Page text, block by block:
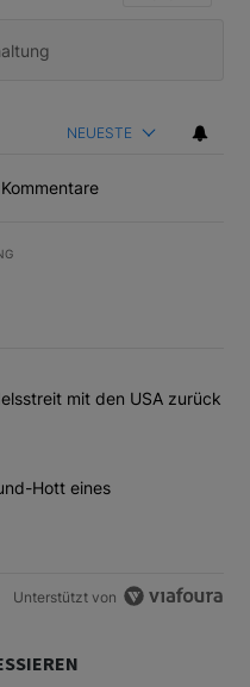
NEUESTE
meisten kommentierten
schlägt im Handelsstreit
mit den USA zurück
Aufsteiger: Hüst-und-Hott
Hott eines
Unterstützt von